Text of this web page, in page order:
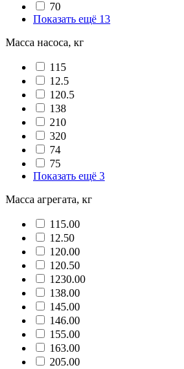
70
Показать ещё 13
Масса насоса, кг
115
12.5
120.5
138
210
320
74
75
Показать ещё 3
Масса агрегата, кг
115.00
12.50
120.00
120.50
1230.00
138.00
145.00
146.00
155.00
163.00
205.00